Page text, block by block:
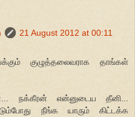
21 August 2012 at 00:11
குழுத்தலைவராக தாங்கள்
நக்கீரன் என்னுடைய தீனி...
நீங்க யாரும் கிட்டக்க